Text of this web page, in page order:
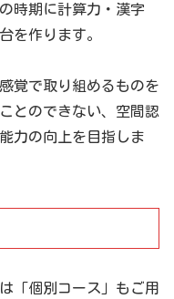
時期に計算力・漢字
を作ります。
覚で取り組めるものを
とのできない、空間認
力の向上を目指しま
「個別コース」もご用